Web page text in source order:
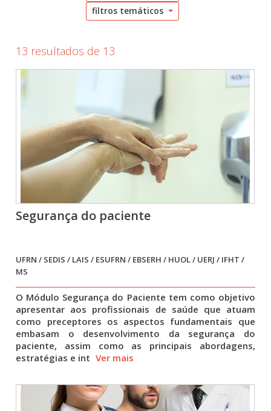
filtros temáticos
13 resultados de 13
Segurança do paciente
UFRN / SEDIS / LAIS / ESUFRN / EBSERH / HUOL / UERJ / IFHT /
MS
O Módulo Segurança do Paciente tem como objetivo
apresentar aos profissionais de saúde que atuam
como preceptores os aspectos fundamentais que
embasam o desenvolvimento da segurança do
paciente, assim como as principais abordagens,
estratégias e int Ver mais